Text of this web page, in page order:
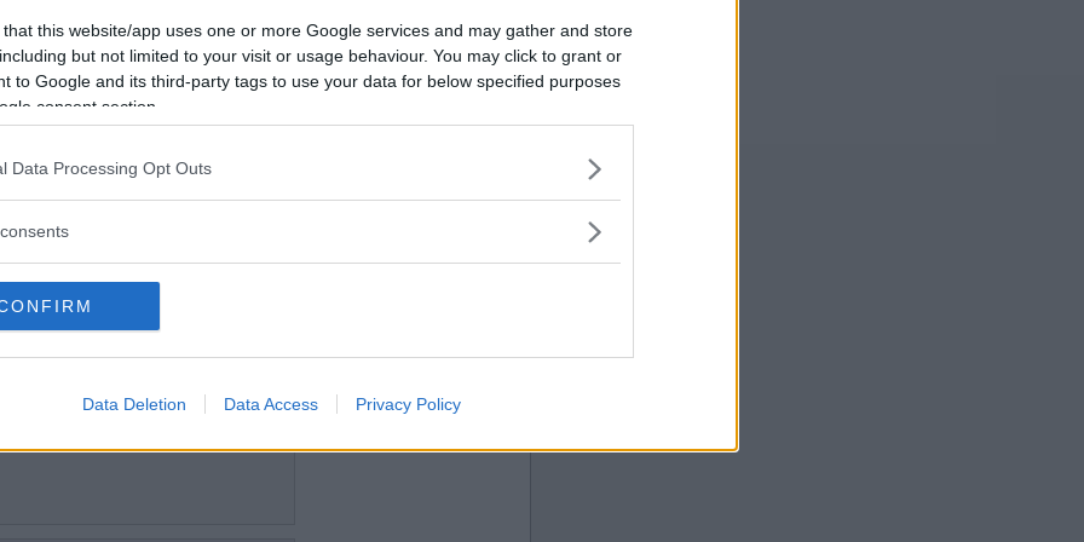
that this website/app uses one or more Google services and may gather and store
but not limited to your visit or usage behaviour. You may click to grant or
to Google and its third-party tags to use your data for below specified purposes
consent section.
Data Processing Opt Outs
Data Deletion Data Access Privacy Policy
Jenny Lind gör debut på Her
2022-10-10 09:16
Vill du bli
medlem?